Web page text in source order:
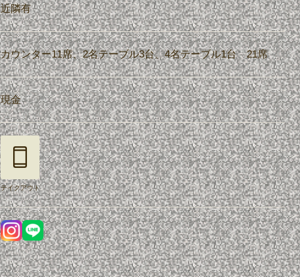
近隣有
カウンター11席、2名テーブル3台、4名テーブル1台 21席
現金
テイクアウト